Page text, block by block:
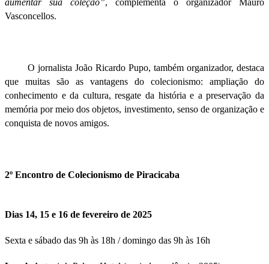
Vasconcellos.
O jornalista João Ricardo Pupo, também organizador, destaca
que muitas são as vantagens do colecionismo: ampliação do
conhecimento e da cultura, resgate da história e a preservação da
memória por meio dos objetos, investimento, senso de organização e
conquista de novos amigos.
2º Encontro de Colecionismo de Piracicaba
Dias 14, 15 e 16 de fevereiro de 2025
Sexta e sábado das 9h às 18h / domingo das 9h às 16h